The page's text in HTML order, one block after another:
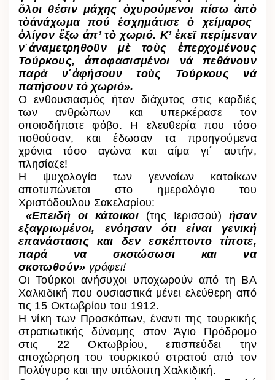
ὅλοι θέσιν μάχης ὀχυρούμενοι πίσω ἀπὸ
τὸἀνάχωμα πούἐσχημάτισεὁ χείμαρος
ὀλίγον ἔξω ἀπ’ τὸ χωριό. Κ’ ἐκεῖπερίμεναν
ν΄ἀναμετρηθοῦν μὲτοὺς ἐπερχομένους
Τούρκους,ἀποφασισμένοι νά πεθάνουν
παρὰν΄ἀφήσουν τοὺς Τούρκους νά
πατήσουν τό χωριό».
Ο ενθουσιασμός ήταν διάχυτος στις καρδιές
των ανθρώπων και υπερκέρασε τον
οποιοδήποτε φόβο. Η ελευθερία που τόσο
ποθούσαν, και έδωσαν τα προηγούμενα
χρόνια τόσο αγώνα και αίμα γι΄ αυτήν,
πλησίαζε!
Η ψυχολογία των γενναίων κατοίκων
αποτυπώνεται στο ημερολόγιο του
Χριστόδουλου Σακελαρίου:
«Επειδή οι κάτοικοι (της Ιερισσού) ήσαν
εξαγριωμένοι, ενόησαν ότι είναι γενική
επανάστασις και δεν εσκέπτοντο τίποτε,
παρά να σκοτώσωσι και να
σκοτωθούν» γράφει!
Οι Τούρκοι ανήσυχοι υποχωρούν από τη ΒΑ
Χαλκιδική που ουσιαστικά μένει ελεύθερη από
τις 15 Οκτωβρίου του 1912.
Η νίκη των Προσκόπων, έναντι της τουρκικής
στρατιωτικής δύναμης στον Άγιο Πρόδρομο
στις 22 Οκτωβρίου, επισπεύδει την
αποχώρηση του τουρκικού στρατού από τον
Πολύγυρο και την υπόλοιπη Χαλκιδική.